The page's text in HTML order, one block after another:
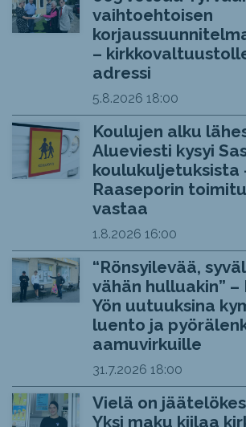
vaihtoehtoisen
–
adressi
5.8.2026 18:00
Koulujen alku
Alueviesti kysyi
koulukuljetuksista
Raaseporin
vastaa
1.8.2026 16:00
“Rönsyilevää,
vähän hulluakin”
Yön uutuuksina
luento ja
aamuvirkuille
31.7.2026 18:00
Vielä on
Yksi maku kiilaa